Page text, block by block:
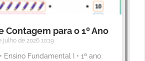
Contagem para o 1º Ano
julho de 2026 10:19
Ensino Fundamental I • 1º ano